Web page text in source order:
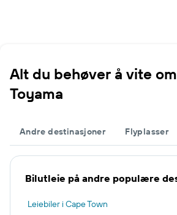
Alt du behøver å vite
Toyama
Andre destinasjoner Flyplasser
Bilutleie på andre populære
Leiebiler i Cape Town